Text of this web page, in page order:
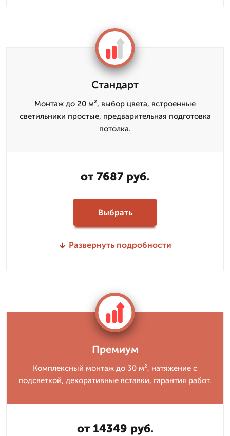
Стандарт
Монтаж до 20 м², выбор цвета, встроенные
светильники простые, предварительная подготовка
потолка.
от 7687 руб.
Выбрать
Развернуть подробности
Премиум
Комплексный монтаж до 30 м², натяжение с
подсветкой, декоративные вставки, гарантия работ.
от 14349 руб.